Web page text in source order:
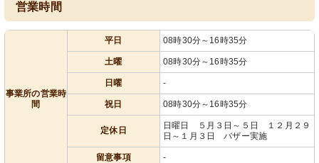
営業時間
事業所の営業時
間
平日 08時30分～16時35分
土曜 08時30分～16時35分
日曜 -
祝日 08時30分～16時35分
定休日
日曜日 ５月３日～５日 １２月２９
日～１月３日 バザー実施
留意事項 -